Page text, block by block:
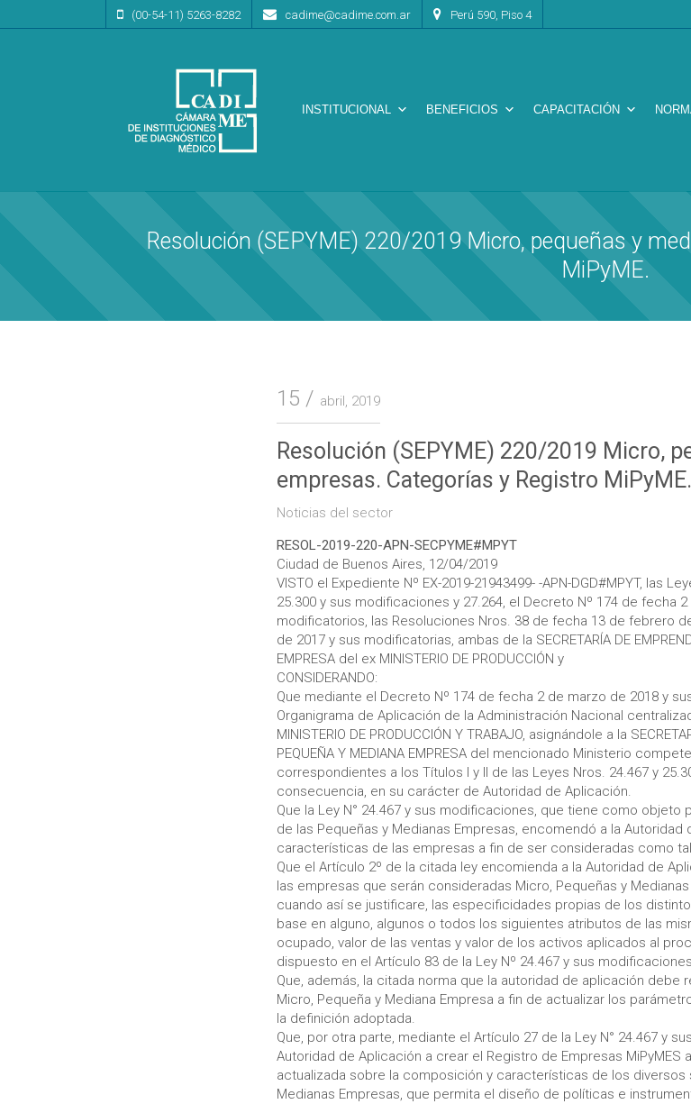
(00-54-11) 5263-8282 cadime@cadime.com.ar Perú 590, Piso 4
CA.DI.ME.
Cámara de Instituciones de Diagnóstico Médico
INSTITUCIONAL BENEFICIOS CAPACITACIÓN
Resolución (SEPYME) 220/2019 Micro, pequeñas y
MiPyME.
15 abril, 2019
Resolución (SEPYME) 220/2019 Micro,
empresas. Categorías y Registro MiPyME.
Noticias del sector
RESOL-2019-220-APN-SECPYME#MPYT
Ciudad de Buenos Aires, 12/04/2019
VISTO el Expediente Nº EX-2019-21943499- -APN-DGD#MPYT, las
25.300 y sus modificaciones y 27.264, el Decreto Nº 174 de fecha
modificatorios, las Resoluciones Nros. 38 de fecha 13 de febrero
de 2017 y sus modificatorias, ambas de la SECRETARÍA DE
EMPRESA del ex MINISTERIO DE PRODUCCIÓN y
CONSIDERANDO:
Que mediante el Decreto Nº 174 de fecha 2 de marzo de 2018 y
Organigrama de Aplicación de la Administración Nacional
MINISTERIO DE PRODUCCIÓN Y TRABAJO, asignándole a la
PEQUEÑA Y MEDIANA EMPRESA del mencionado Ministerio
correspondientes a los Títulos I y II de las Leyes Nros. 24.467 y
consecuencia, en su carácter de Autoridad de Aplicación.
Que la Ley N° 24.467 y sus modificaciones, que tiene como
de las Pequeñas y Medianas Empresas, encomendó a la
características de las empresas a fin de ser consideradas como
Que el Artículo 2º de la citada ley encomienda a la Autoridad de
las empresas que serán consideradas Micro, Pequeñas y
cuando así se justificare, las especificidades propias de los
base en alguno, algunos o todos los siguientes atributos de las
ocupado, valor de las ventas y valor de los activos aplicados al
dispuesto en el Artículo 83 de la Ley Nº 24.467 y sus
Que, además, la citada norma que la autoridad de aplicación debe
Micro, Pequeña y Mediana Empresa a fin de actualizar los
la definición adoptada.
Que, por otra parte, mediante el Artículo 27 de la Ley N° 24.467 y
Autoridad de Aplicación a crear el Registro de Empresas
actualizada sobre la composición y características de los
Medianas Empresas, que permita el diseño de políticas e